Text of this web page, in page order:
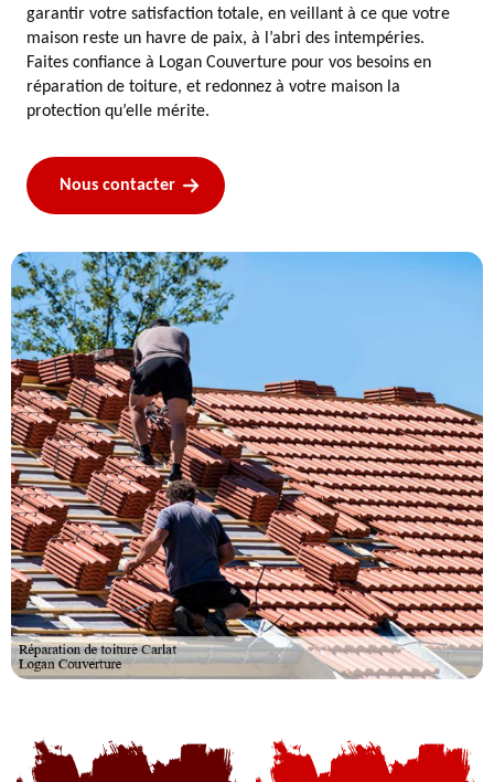
garantir votre satisfaction totale, en veillant à ce que votre
maison reste un havre de paix, à l’abri des intempéries.
Faites confiance à Logan Couverture pour vos besoins en
réparation de toiture, et redonnez à votre maison la
protection qu’elle mérite.
Nous contacter